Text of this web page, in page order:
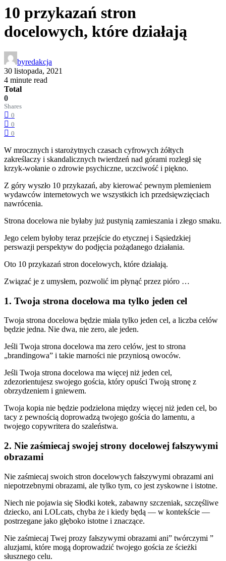
10 przykazań stron
docelowych, które działają
byredakcja
30 listopada, 2021
4 minute read
Total
0
Shares
0
0
0
W mrocznych i starożytnych czasach cyfrowych żółtych
zakreślaczy i skandalicznych twierdzeń nad górami rozległ się
krzyk-wołanie o zdrowie psychiczne, uczciwość i piękno.
Z góry wyszło 10 przykazań, aby kierować pewnym plemieniem
wydawców internetowych we wszystkich ich przedsięwzięciach
nawrócenia.
Strona docelowa nie byłaby już pustynią zamieszania i złego smaku.
Jego celem byłoby teraz przejście do etycznej i Sąsiedzkiej
perswazji perspektyw do podjęcia pożądanego działania.
Oto 10 przykazań stron docelowych, które działają.
Związać je z umysłem, pozwolić im płynąć przez pióro …
1. Twoja strona docelowa ma tylko jeden cel
Twoja strona docelowa będzie miała tylko jeden cel, a liczba celów
będzie jedna. Nie dwa, nie zero, ale jeden.
Jeśli Twoja strona docelowa ma zero celów, jest to strona
„brandingowa” i takie marności nie przyniosą owoców.
Jeśli Twoja strona docelowa ma więcej niż jeden cel,
zdezorientujesz swojego gościa, który opuści Twoją stronę z
obrzydzeniem i gniewem.
Twoja kopia nie będzie podzielona między więcej niż jeden cel, bo
tacy z pewnością doprowadzą twojego gościa do lamentu, a
twojego copywritera do szaleństwa.
2. Nie zaśmiecaj swojej strony docelowej fałszywymi
obrazami
Nie zaśmiecaj swoich stron docelowych fałszywymi obrazami ani
niepotrzebnymi obrazami, ale tylko tym, co jest zyskowne i istotne.
Niech nie pojawia się Słodki kotek, zabawny szczeniak, szczęśliwe
dziecko, ani LOLcats, chyba że i kiedy będą — w kontekście —
postrzegane jako głęboko istotne i znaczące.
Nie zaśmiecaj Twej prozy fałszywymi obrazami ani” twórczymi ”
aluzjami, które mogą doprowadzić twojego gościa ze ścieżki
słusznego celu.